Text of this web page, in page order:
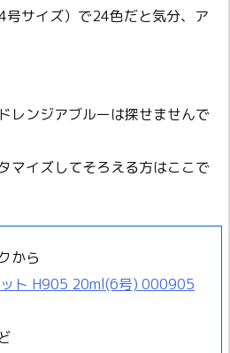
サイズ）で24色だと気分、ア
レンジアブルーは探せませんで
マイズしてそろえる方はここで
から
ト H905 20ml(6号) 000905